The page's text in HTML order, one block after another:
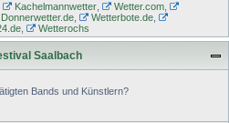
Kachelmannwetter, Wetter.com,
Donnerwetter.de, Wetterbote.de,
, Wetterochs
Saalbach
Bands und Künstlern?